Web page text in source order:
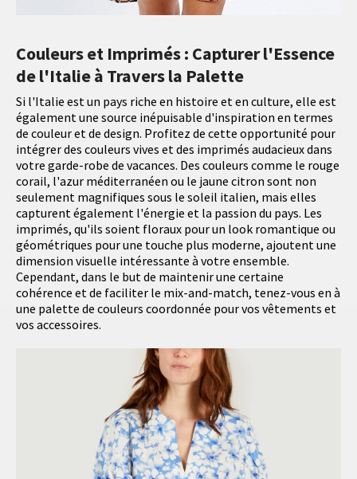
Couleurs et Imprimés : Capturer l'Essence
de l'Italie à Travers la Palette
Si l'Italie est un pays riche en histoire et en culture, elle est
également une source inépuisable d'inspiration en termes
de couleur et de design. Profitez de cette opportunité pour
intégrer des couleurs vives et des imprimés audacieux dans
votre garde-robe de vacances. Des couleurs comme le rouge
corail, l'azur méditerranéen ou le jaune citron sont non
seulement magnifiques sous le soleil italien, mais elles
capturent également l'énergie et la passion du pays. Les
imprimés, qu'ils soient floraux pour un look romantique ou
géométriques pour une touche plus moderne, ajoutent une
dimension visuelle intéressante à votre ensemble.
Cependant, dans le but de maintenir une certaine
cohérence et de faciliter le mix-and-match, tenez-vous en à
une palette de couleurs coordonnée pour vos vêtements et
vos accessoires.